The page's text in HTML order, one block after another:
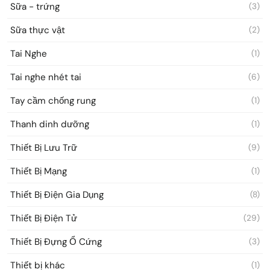
Sữa - trứng (3)
Sữa thực vật (2)
Tai Nghe (1)
Tai nghe nhét tai (6)
Tay cầm chống rung (1)
Thanh dinh dưỡng (1)
Thiết Bị Lưu Trữ (9)
Thiết Bị Mạng (1)
Thiết Bị Điện Gia Dụng (8)
Thiết Bị Điện Tử (29)
Thiết Bị Đựng Ổ Cứng (3)
Thiết bị khác (1)